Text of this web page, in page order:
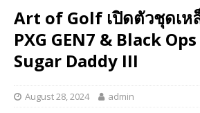
Art of Golf เปิดตัวชุดเห
PXG GEN7 & Black
Sugar Daddy III
August 28, 2024 admin